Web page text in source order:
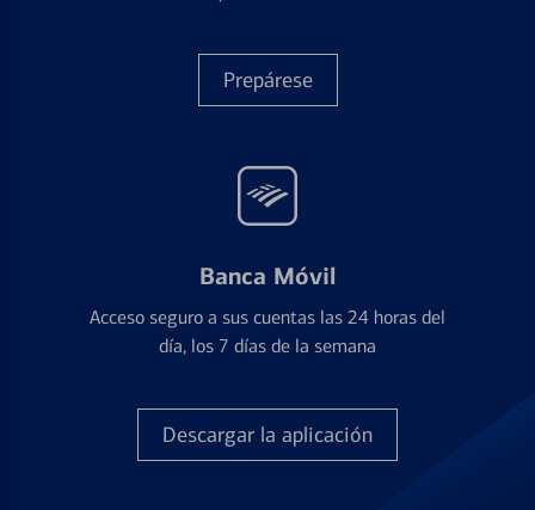
Prepárese
Banca Móvil
Acceso seguro a sus cuentas las 24 horas del
día, los 7 días de la semana
Descargar la aplicación